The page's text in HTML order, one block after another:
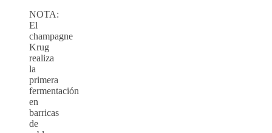
NOTA:
El
champagne
Krug
realiza
la
primera
fermentación
en
barricas
de